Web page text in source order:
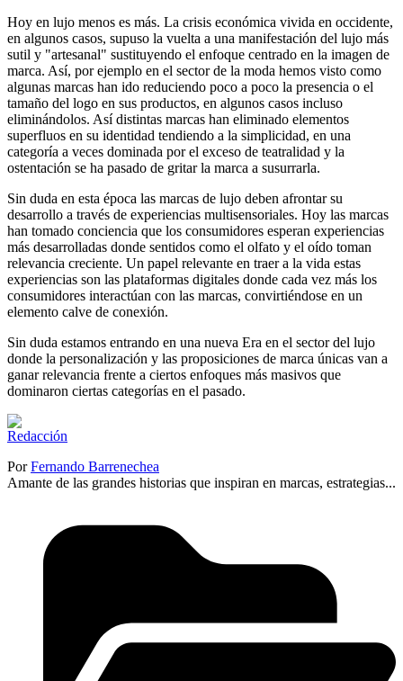
Hoy en lujo menos es más. La crisis económica vivida en occidente,
en algunos casos, supuso la vuelta a una manifestación del lujo más
sutil y "artesanal" sustituyendo el enfoque centrado en la imagen de
marca. Así, por ejemplo en el sector de la moda hemos visto como
algunas marcas han ido reduciendo poco a poco la presencia o el
tamaño del logo en sus productos, en algunos casos incluso
eliminándolos. Así distintas marcas han eliminado elementos
superfluos en su identidad tendiendo a la simplicidad, en una
categoría a veces dominada por el exceso de teatralidad y la
ostentación se ha pasado de gritar la marca a susurrarla.
Sin duda en esta época las marcas de lujo deben afrontar su
desarrollo a través de experiencias multisensoriales. Hoy las marcas
han tomado conciencia que los consumidores esperan experiencias
más desarrolladas donde sentidos como el olfato y el oído toman
relevancia creciente. Un papel relevante en traer a la vida estas
experiencias son las plataformas digitales donde cada vez más los
consumidores interactúan con las marcas, convirtiéndose en un
elemento calve de conexión.
Sin duda estamos entrando en una nueva Era en el sector del lujo
donde la personalización y las proposiciones de marca únicas van a
ganar relevancia frente a ciertos enfoques más masivos que
dominaron ciertas categorías en el pasado.
PorFernando Barrenechea
Amante de las grandes historias que inspiran en marcas, estrategias...